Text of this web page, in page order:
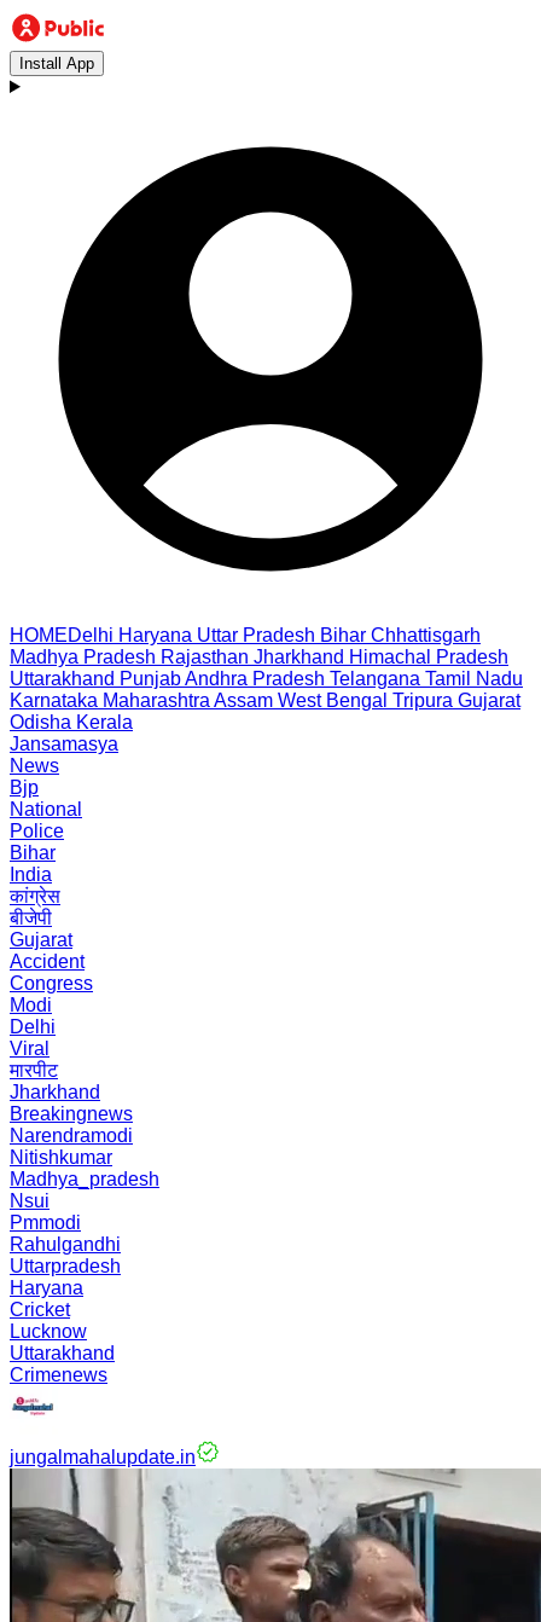
Install App
HOMEDelhi Haryana Uttar Pradesh Bihar Chhattisgarh
Madhya Pradesh Rajasthan Jharkhand Himachal Pradesh
Uttarakhand PunjabAndhra Pradesh Telangana Tamil Nadu
Karnataka Maharashtra Assam West Bengal Tripura Gujarat
Odisha Kerala
Jansamasya
News
Bjp
National
Police
Bihar
India
कांग्रेस
बीजेपी
Gujarat
Accident
Congress
Modi
Delhi
Viral
मारपीट
Jharkhand
Breakingnews
Narendramodi
Nitishkumar
Madhya_pradesh
Nsui
Pmmodi
Rahulgandhi
Uttarpradesh
Haryana
Cricket
Lucknow
Uttarakhand
Crimenews
jungalmahalupdate.in